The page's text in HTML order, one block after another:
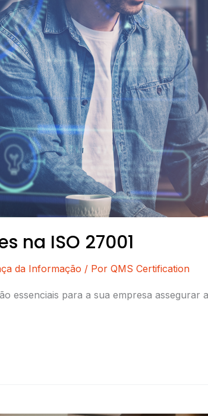
na ISO 27001
da Informação / Por QMS Certification
essenciais para a sua empresa